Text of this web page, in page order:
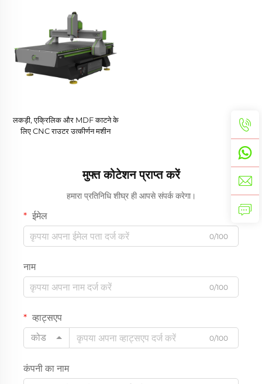
लकड़ी, एक्रिलिक और MDF काटने के
लिए CNC राउटर उत्कीर्णन मशीन
मुफ्त कोटेशन प्राप्त करें
हमारा प्रतिनिधि शीघ्र ही आपसे संपर्क करेगा।
ईमेल
0/100
नाम
0/100
व्हाट्सएप
कोड
0/100
कंपनी का नाम